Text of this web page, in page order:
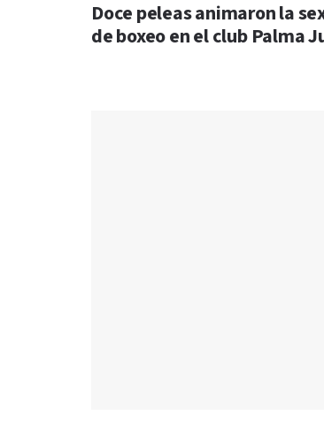
Doce peleas animaron la
de boxeo en el club Palma